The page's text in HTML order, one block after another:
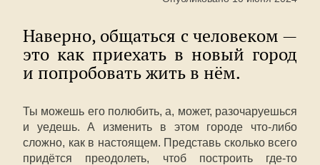
Наверно, общаться с человеком —
это как приехать в новый город
и попробовать жить в нём.
Ты можешь его полюбить, а, может, разочаруешься
и уедешь. А изменить в этом городе что-либо
сложно, как в настоящем. Представь сколько всего
придётся преодолеть, чтоб построить где-то